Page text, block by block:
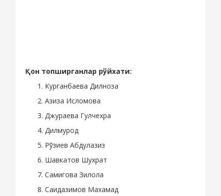
Қон топширганлар рўйхати:
Курганбаева Дилноза
Азиза Исломова
Джураева Гулчехра
Дилмурод
Рўзиев Абдулазиз
Шавкатов Шухрат
Самигова Зилола
Саидазимов Махамад